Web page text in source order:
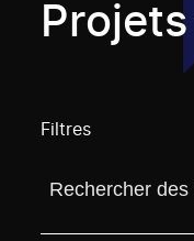
Filtres
Trouvez un